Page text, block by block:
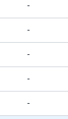
-
-
-
-
-